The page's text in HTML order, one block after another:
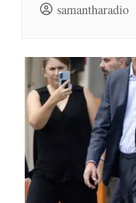
samantharadio